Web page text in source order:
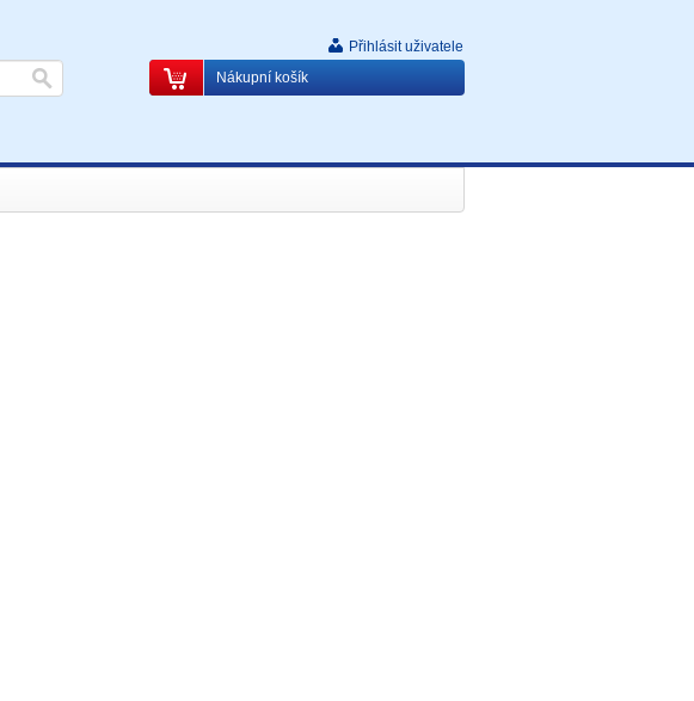
Přihlásit uživatele
Nákupní košík